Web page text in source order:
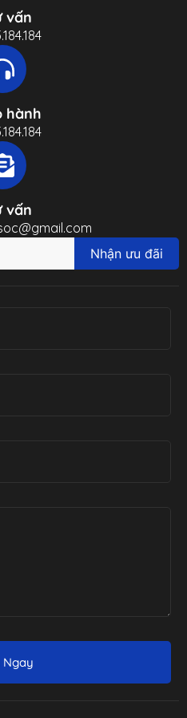
vấn
hành
vấn
Nhận ưu đãi
Ngay